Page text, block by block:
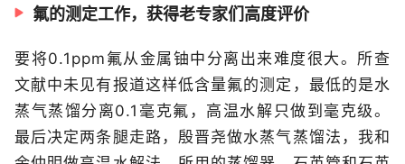
氟的测定工作，获得老专家们高度评价
要将0.1ppm氟从金属铀中分离出来难度很大。所查
文献中未见有报道这样低含量氟的测定，最低的是水
蒸气蒸馏分离0.1毫克氟，高温水解只做到毫克级。
最后决定两条腿走路，殷晋尧做水蒸气蒸馏法，我和